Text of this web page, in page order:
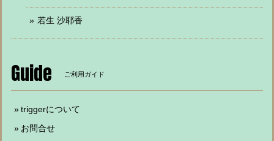
若生 沙耶香
Guide ご利用ガイド
triggerについて
お問合せ